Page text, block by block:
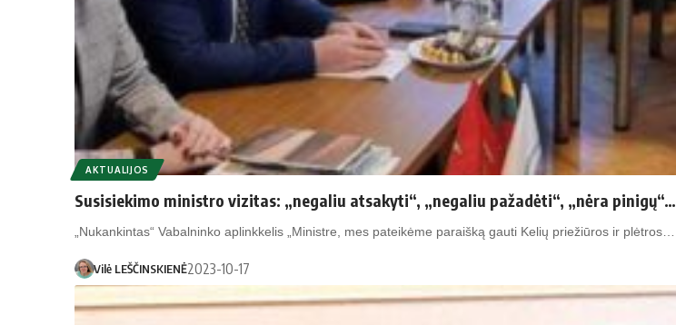
AKTUALIJOS
Susisiekimo ministro vizitas: „negaliu atsakyti“, „negaliu pažadėti“, „nėra pinigų“…
„Nukankintas“ Vabalninko aplinkkelis „Ministre, mes pateikėme paraišką gauti Kelių priežiūros ir plėtros…
Vilė LEŠČINSKIENĖ2023-10-17